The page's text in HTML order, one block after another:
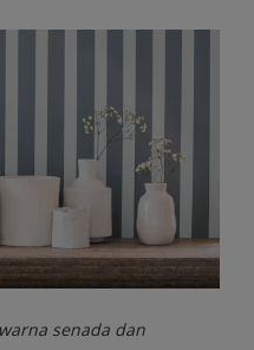
senada dan